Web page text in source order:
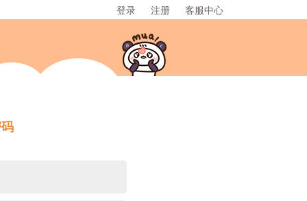
登录 注册 客服中心